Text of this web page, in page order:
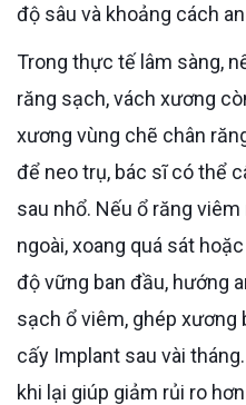
độ sâu và khoảng cách
Trong thực tế lâm sàng, nếu răng nhổ ra nhẹ nhàng, ổ
răng sạch, vách xương
xương vùng chẽ chân
để neo trụ, bác sĩ có thể
sau nhổ. Nếu ổ răng
ngoài, xoang quá sát
độ vững ban đầu, hướng
sạch ổ viêm, ghép xương
cấy Implant sau vài
khi lại giúp giảm rủi ro